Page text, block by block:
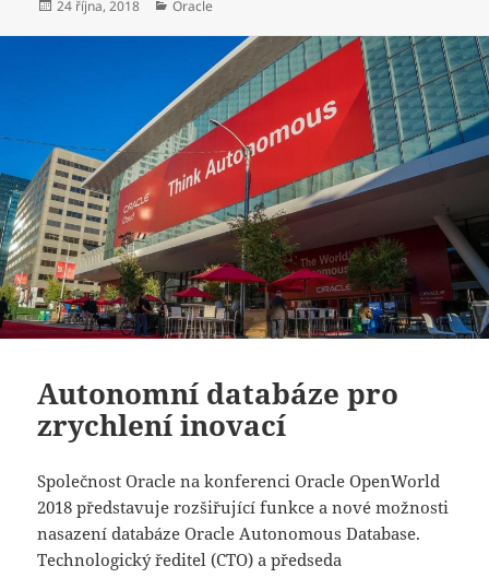
Publikováno:
24 října, 2018 Rubriky:
Oracle
Autonomní databáze pro
zrychlení inovací
Společnost Oracle na konferenci Oracle OpenWorld
2018 představuje rozšiřující funkce a nové možnosti
nasazení databáze Oracle Autonomous Database.
Technologický ředitel (CTO) a předseda